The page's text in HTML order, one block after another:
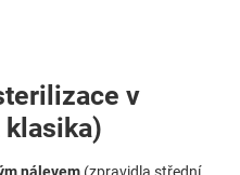
v
klasika)